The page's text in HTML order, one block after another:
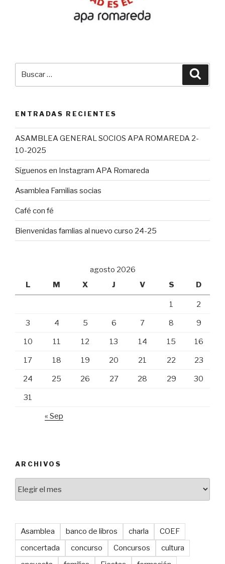
ENTRADAS RECIENTES
ASAMBLEA GENERAL SOCIOS APA ROMAREDA 2-
10-2025
Síguenos en Instagram APA Romareda
Asamblea Familias socias
Café con fé
Bienvenidas famlias al nuevo curso 24-25
agosto 2026
L
M X J V S D
1 2
3 4 5 6 7 8 9
10 11 12 13 14 15 16
17 18 19 20 21 22 23
24 25 26 27 28 29 30
31
« Sep
ARCHIVOS
Asamblea banco de libros charla
COEF
concertada
concurso Concursos
cultura